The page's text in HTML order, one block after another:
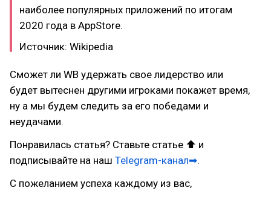
наиболее популярных приложений по итогам
2020 года в AppStore.
Источник: Wikipedia
Сможет ли WB удержать свое лидерство или
будет вытеснен другими игроками покажет время,
ну а мы будем следить за его победами и
неудачами.
Понравилась статья? Ставьте статье ⬆ и
подписывайте на наш Telegram-канал➡.
С пожеланием успеха каждому из вас,